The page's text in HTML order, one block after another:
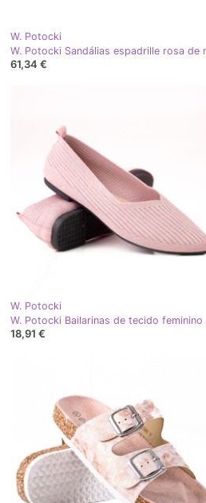
W. Potocki
61,34 €
W. Potocki
18,91 €